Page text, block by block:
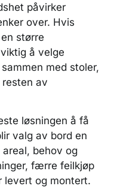
påvirker
over. Hvis
større
å velge
med stoler,
av
løsningen å få
valg av bord en
behov og
færre feilkjøp
levert og montert.